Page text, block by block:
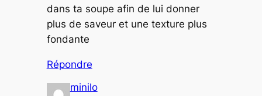
dans ta soupe afin de lui donner
plus de saveur et une texture plus
fondante
Répondre
minilo